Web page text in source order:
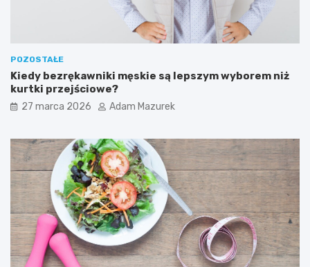
POZOSTAŁE
Kiedy bezrękawniki męskie są lepszym wyborem niż
kurtki przejściowe?
27 marca 2026 Adam Mazurek